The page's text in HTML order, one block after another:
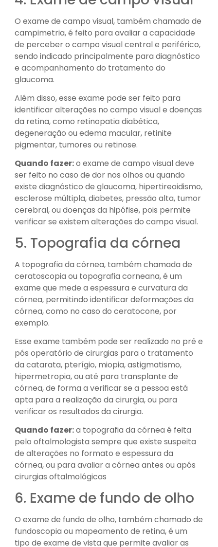
O exame de campo visual, também chamado de
campimetria, é feito para avaliar a capacidade
de perceber o campo visual central e periférico,
sendo indicado principalmente para diagnóstico
e acompanhamento do tratamento do
glaucoma.
Além disso, esse exame pode ser feito para
identificar alterações no campo visual e doenças
da retina, como retinopatia diabética,
degeneração ou edema macular, retinite
pigmentar, tumores ou retinose.
Quando fazer:o exame de campo visual deve
ser feito no caso de dor nos olhos ou quando
existe diagnóstico de glaucoma, hipertireoidismo,
esclerose múltipla, diabetes, pressão alta, tumor
cerebral, ou doenças da hipófise, pois permite
verificar se existem alterações do campo visual.
5. Topografia da córnea
A topografia da córnea, também chamada de
ceratoscopia ou topografia corneana, é um
exame que mede a espessura e curvatura da
córnea, permitindo identificar deformações da
córnea, como no caso do ceratocone, por
exemplo.
Esse exame também pode ser realizado no pré e
pós operatório de cirurgias para o tratamento
da catarata, pterígio, miopia, astigmatismo,
hipermetropia, ou até para transplante de
córnea, de forma a verificar se a pessoa está
apta para a realização da cirurgia, ou para
verificar os resultados da cirurgia.
Quando fazer:a topografia da córnea é feita
pelo oftalmologista sempre que existe suspeita
de alterações no formato e espessura da
córnea, ou para avaliar a córnea antes ou após
cirurgias oftalmológicas
6. Exame de fundo de olho
O exame de fundo de olho, também chamado de
fundoscopia ou mapeamento de retina, é um
tipo de exame de vista que permite avaliar as